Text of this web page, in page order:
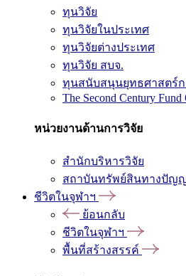
ทุนวิจัย
ทุนวิจัยในประเทศ
ทุนวิจัยต่างประเทศ
ทุนวิจัย สบจ.
ทุนสนับสนุนยุทธศาสตร์ก
The Second Century
หน่วยงานด้านการวิจัย
สำนักบริหารวิจัย
สถาบันทรัพย์สินทางปัญ
ชีวิตในจุฬาฯ
ย้อนกลับ
ชีวิตในจุฬาฯ
พื้นที่สร้างสรรค์